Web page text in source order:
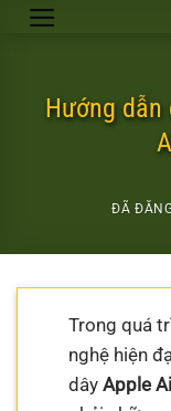
Chuyển
Hướng
ĐÃ
Trong quá
nghệ hiện
dâyApple